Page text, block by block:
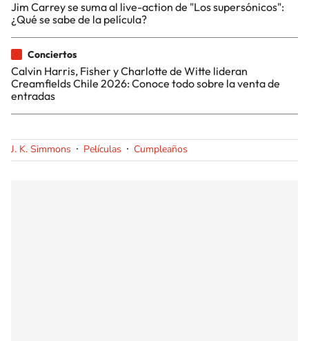
Jim Carrey se suma al live-action de "Los supersónicos":
¿Qué se sabe de la película?
Conciertos
Calvin Harris, Fisher y Charlotte de Witte lideran
Creamfields Chile 2026: Conoce todo sobre la venta de
entradas
J. K. Simmons Películas Cumpleaños